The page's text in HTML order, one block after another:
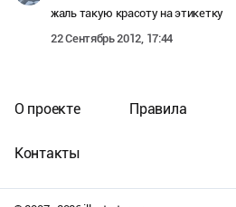
жаль такую красоту на этикетку
22 Сентябрь 2012, 17:44
О проекте Правила
Контакты